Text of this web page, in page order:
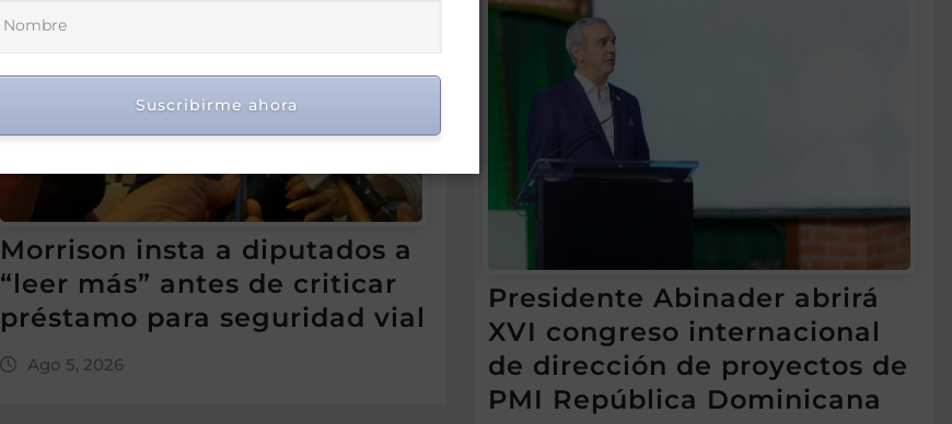
Morrison insta a diputados a
“leer más” antes de criticar
préstamo para seguridad vial
Ago 5, 2026
Presidente Abinader abrirá
XVI congreso internacional
de dirección de proyectos de
PMI República Dominicana
Suscribirme ahora